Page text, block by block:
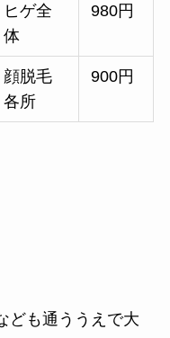
ヒゲ全
体
980円
顔脱毛
各所
900円
ども通ううえで大